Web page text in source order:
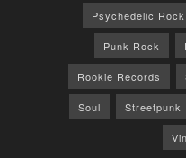
Psychedelic Rock
Punk Rock
Rookie Records
Soul Streetpunk